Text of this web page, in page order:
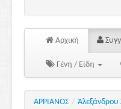
Αρχική
Γένη / Είδη
ΑΡΡΙΑΝΟΣ / Ἀλεξάνδρου